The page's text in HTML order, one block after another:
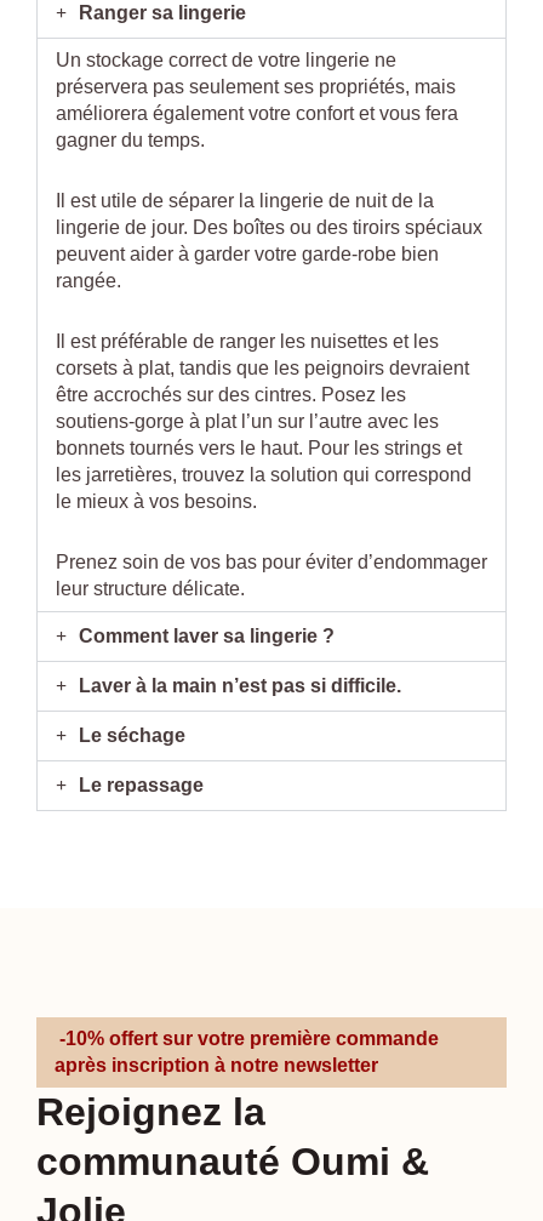
Ranger sa lingerie
Un stockage correct de votre lingerie ne
préservera pas seulement ses propriétés, mais
améliorera également votre confort et vous fera
gagner du temps.
Il est utile de séparer la lingerie de nuit de la
lingerie de jour. Des boîtes ou des tiroirs spéciaux
peuvent aider à garder votre garde-robe bien
rangée.
Il est préférable de ranger les nuisettes et les
corsets à plat, tandis que les peignoirs devraient
être accrochés sur des cintres. Posez les
soutiens-gorge à plat l’un sur l’autre avec les
bonnets tournés vers le haut. Pour les strings et
les jarretières, trouvez la solution qui correspond
le mieux à vos besoins.
Prenez soin de vos bas pour éviter d’endommager
leur structure délicate.
Comment laver sa lingerie ?
Laver à la main n’est pas si difficile.
Le séchage
Le repassage
-10% offert sur votre première commande
après inscription à notre newsletter
Rejoignez la
communauté Oumi &
Jolie